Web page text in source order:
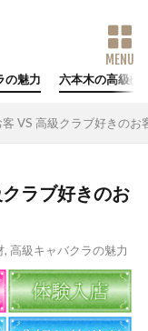
の魅力 六本木の高級ク
VS 高級クラブ好きのお
ラブ好きのお
, 高級キャバクラの魅力